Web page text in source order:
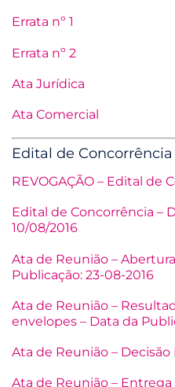
Errata nº 1
Errata nº 2
Ata Jurídica
Ata Comercial
Edital de Concorrência
REVOGAÇÃO – Edital de
Edital de Concorrência –
10/08/2016
Ata de Reunião –
Publicação: 23-08-2016
Ata de Reunião –
envelopes – Data da
Ata de Reunião – Decisão
Ata de Reunião –